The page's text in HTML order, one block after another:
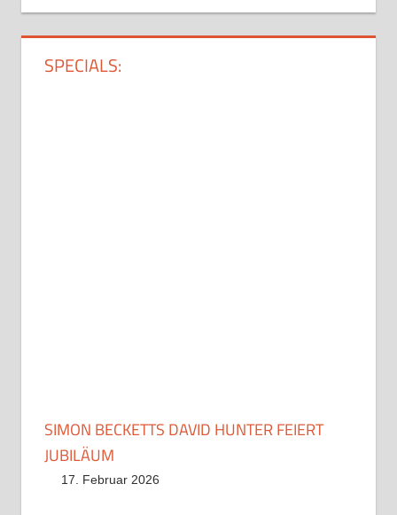
SPECIALS:
SIMON BECKETTS DAVID HUNTER FEIERT
JUBILÄUM
17. Februar 2026